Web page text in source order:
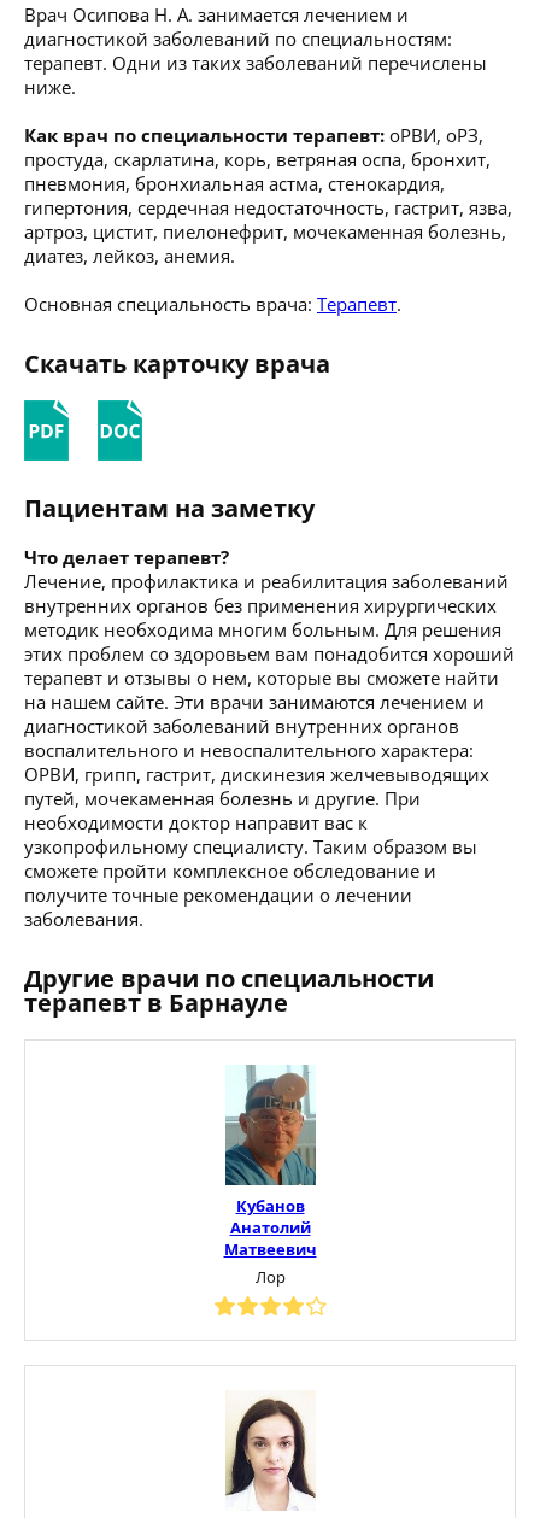
Врач Осипова Н. А. занимается лечением и
диагностикой заболеваний по специальностям:
терапевт. Одни из таких заболеваний перечислены
ниже.
Как врач по специальности терапевт: оРВИ, оРЗ,
простуда, скарлатина, корь, ветряная оспа, бронхит,
пневмония, бронхиальная астма, стенокардия,
гипертония, сердечная недостаточность, гастрит, язва,
артроз, цистит, пиелонефрит, мочекаменная болезнь,
диатез, лейкоз, анемия.
Основная специальность врача: Терапевт.
Скачать карточку врача
Пациентам на заметку
Что делает терапевт?
Лечение, профилактика и реабилитация заболеваний
внутренних органов без применения хирургических
методик необходима многим больным. Для решения
этих проблем со здоровьем вам понадобится хороший
терапевт и отзывы о нем, которые вы сможете найти
на нашем сайте. Эти врачи занимаются лечением и
диагностикой заболеваний внутренних органов
воспалительного и невоспалительного характера:
ОРВИ, грипп, гастрит, дискинезия желчевыводящих
путей, мочекаменная болезнь и другие. При
необходимости доктор направит вас к
узкопрофильному специалисту. Таким образом вы
сможете пройти комплексное обследование и
получите точные рекомендации о лечении
заболевания.
Другие врачи по специальности
терапевт в Барнауле
Кубанов
Анатолий
Матвеевич
Лор